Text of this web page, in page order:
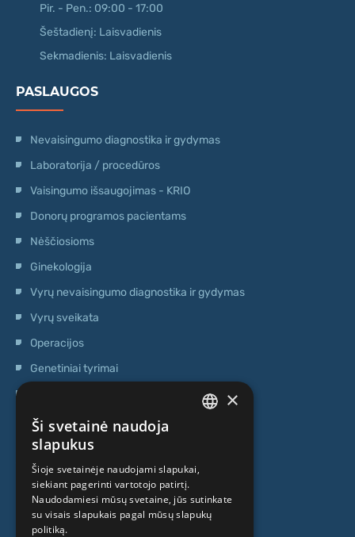
Pir. - Pen.: 09:00 - 17:00
Šeštadienį: Laisvadienis
Sekmadienis: Laisvadienis
PASLAUGOS
Nevaisingumo diagnostika ir gydymas
Laboratorija / procedūros
Vaisingumo išsaugojimas - KRIO
Donorų programos pacientams
Nėščiosioms
Ginekologija
Vyrų nevaisingumo diagnostika ir gydymas
Vyrų sveikata
Operacijos
Genetiniai tyrimai
Kamieninių ląstelių centras
Kas mes esame
Specialistai
LITHUANIAN
×
Ši svetainė naudoja
slapukus
Šioje svetainėje naudojami slapukai,
siekiant pagerinti vartotojo patirtį.
Naudodamiesi mūsų svetaine, jūs sutinkate
su visais slapukais pagal mūsų slapukų
politiką.